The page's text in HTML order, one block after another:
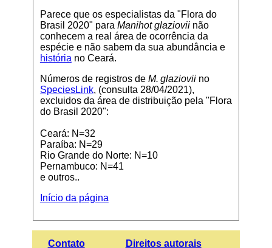
Parece que os especialistas da "Flora do
Brasil 2020" para Manihot glazioviinão
conhecem a real área de ocorrência da
espécie e não sabem da sua abundância e
história no Ceará.
Números de registros de M. glazioviino
SpeciesLink, (consulta 28/04/2021),
excluidos da área de distribuição pela "Flora
do Brasil 2020":
Ceará: N=32
Paraíba: N=29
Rio Grande do Norte: N=10
Pernambuco: N=41
e outros..
Início da página
Contato Direitos autorais